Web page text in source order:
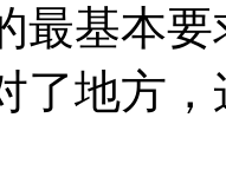
最基本
了地方